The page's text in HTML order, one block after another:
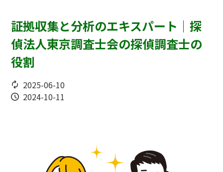
証拠収集と分析のエキスパート｜探
偵法人東京調査士会の探偵調査士の
役割
2025-06-10
2024-10-11